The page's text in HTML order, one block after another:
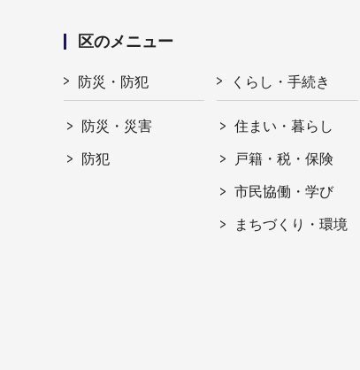
区のメニュー
防災・防犯
防災・災害
防犯
くらし・手続き
住まい・暮らし
戸籍・税・保険
市民協働・学び
まちづくり・環境